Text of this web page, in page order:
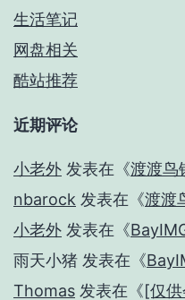
生活笔记
网盘相关
酷站推荐
近期评论
小老外 发表在《渡渡鸟
nbarock 发表在《渡渡
小老外 发表在《
雨天小猪 发表在《
Thomas 发表在《[仅